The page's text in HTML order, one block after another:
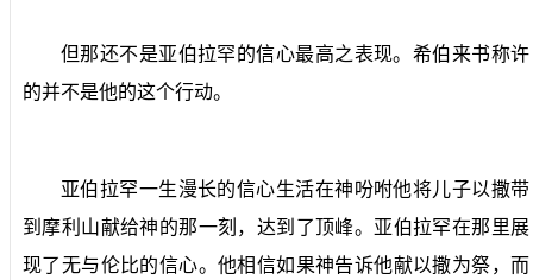
但那还不是亚伯拉罕的信心最高之表现。希伯来书称许
的并不是他的这个行动。
亚伯拉罕一生漫长的信心生活在神吩咐他将儿子以撒带
到摩利山献给神的那一刻，达到了顶峰。亚伯拉罕在那里展
现了无与伦比的信心。他相信如果神告诉他献以撒为祭，而